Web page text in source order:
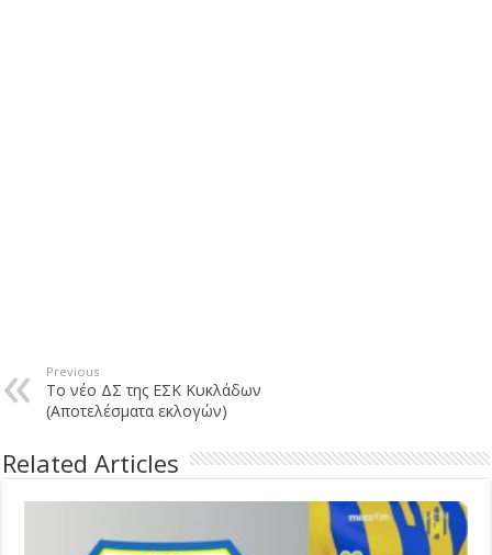
Previous
Tο νέο ΔΣ της ΕΣΚ Κυκλάδων
(Αποτελέσματα εκλογών)
Related Articles